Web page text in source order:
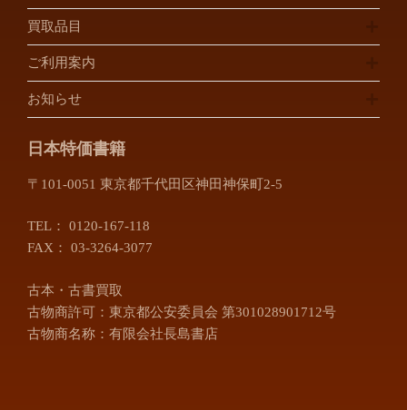
買取品目
ご利用案内
お知らせ
日本特価書籍
〒101-0051 東京都千代田区神田神保町2-5
TEL： 0120-167-118
FAX： 03-3264-3077
古本・古書買取
古物商許可：東京都公安委員会 第301028901712号
古物商名称：有限会社長島書店